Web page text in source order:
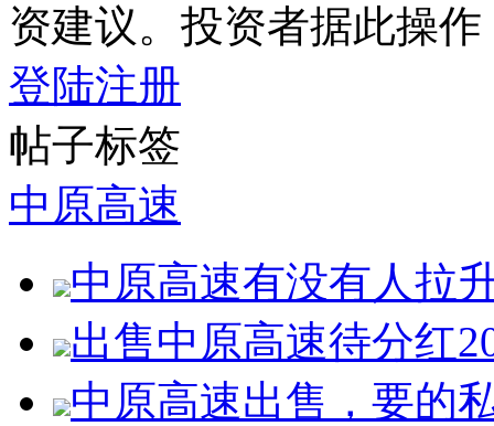
资建议。投资者据此操
登陆注册
帖子标签
中原高速
中原高速有没有人拉
出售中原高速待分红
中原高速出售，要的